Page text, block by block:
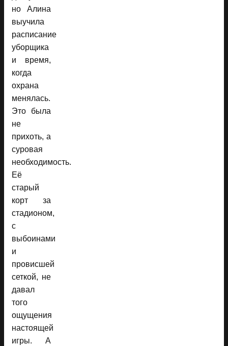
но Алина
выучила
расписание
уборщика
и время,
когда
охрана
менялась.
Это была
не
прихоть, а
суровая
необходимость.
Её
старый
корт за
стадионом,
с
выбоинами
и
провисшей
сеткой, не
давал
того
ощущения
настоящей
игры. А